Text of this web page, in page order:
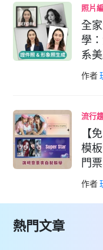
照片
全
學
系
作者
流行
【
模
門
作者
熱門文章